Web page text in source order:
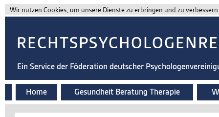
Wir nutzen Cookies, um unsere Dienste zu erbringen und zu
Ein Service der Föderation deutscher
Home Gesundheit Beratung Therapie